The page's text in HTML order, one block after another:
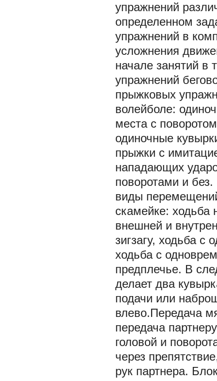
упражнений
определенном
упражнений в
усложнения
начале занятий в
упражнений
прыжковых
волейболе:
места с
одиночные
прыжки с
нападающих
поворотами и
виды
скамейке: ходьба
внешней и
зигзагу, ходьба
ходьба с
предплечье. В
делает два
подачи или
влево.Передача
передача
головой и
через
рук партнера.